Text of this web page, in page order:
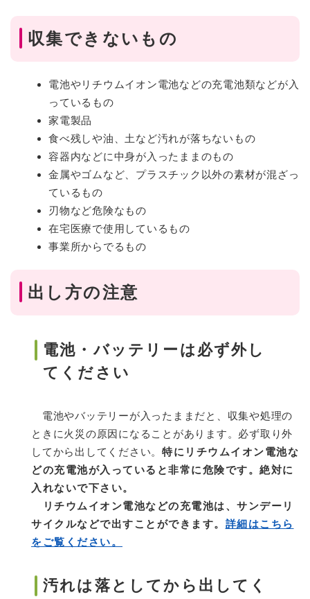
収集できないもの
電池やリチウムイオン電池などの充電池類などが入
っているもの
家電製品
食べ残しや油、土など汚れが落ちないもの
容器内などに中身が入ったままのもの
金属やゴムなど、プラスチック以外の素材が混ざっ
ているもの
刃物など危険なもの
在宅医療で使用しているもの
事業所からでるもの
出し方の注意
電池・バッテリーは必ず外し
てください
電池やバッテリーが入ったままだと、収集や処理の
ときに火災の原因になることがあります。必ず取り外
してから出してください。 特にリチウムイオン電池な
どの充電池が入っていると非常に危険です。絶対に
入れないで下さい。
リチウムイオン電池などの充電池は、サンデーリ
サイクルなどで出すことができます。 詳細はこちら
をご覧ください。
汚れは落としてから出してく